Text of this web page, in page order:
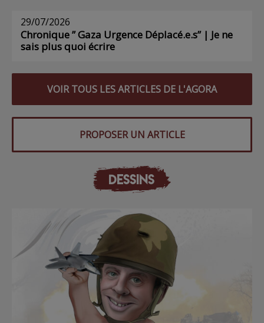
29/07/2026
Chronique ” Gaza Urgence Déplacé.e.s” | Je ne
sais plus quoi écrire
VOIR TOUS LES ARTICLES DE L'AGORA
PROPOSER UN ARTICLE
DESSINS